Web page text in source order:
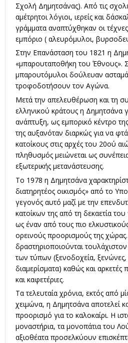
Σχολή Δημητσάνας). Από τις
αμέτρητοι λόγιοι, ιερείς και
γράμματα αναπτύχθηκαν οι
εμπόριο ( αλευρόμυλοι,
Στην Επανάσταση του 1821 η
«μπαρουταποθήκη του Έθνους».
μπαρουτόμυλοι δούλευαν
τροφοδοτήσουν τον Αγώνα.
Μετά την απελευθέρωση και τη
ελληνικού κράτους η Δημητσάνα
ανάπτυξη, ως εμπορικό κέντρο
της αυξανόταν διαρκώς για να
κατοίκους στις αρχές του 20ού
πληθυσμός μειώνεται ως
εξωτερικής μετανάστευσης.
Το 1978 η Δημητσάνα
διατηρητέος οικισμός» από το
γεγονός αυτό μαζί με την
κατοίκων της από τη δεκαετία
ως έναν από τους πιο
ορεινούς προορισμούς της
δραστηριοποιούνται
των τύπων (ξενοδοχεία, ξενώνες,
διαμερίσματα) καθώς και αρκετές
και καφετέριες.
Τα τελευταία χρόνια, εκτός από
χειμώνα, η Δημητσάνα αποτελεί
προορισμό για το καλοκαίρι. Η
μοναστήρια, τα μονοπάτια του
αξιοθέατα προσελκύουν